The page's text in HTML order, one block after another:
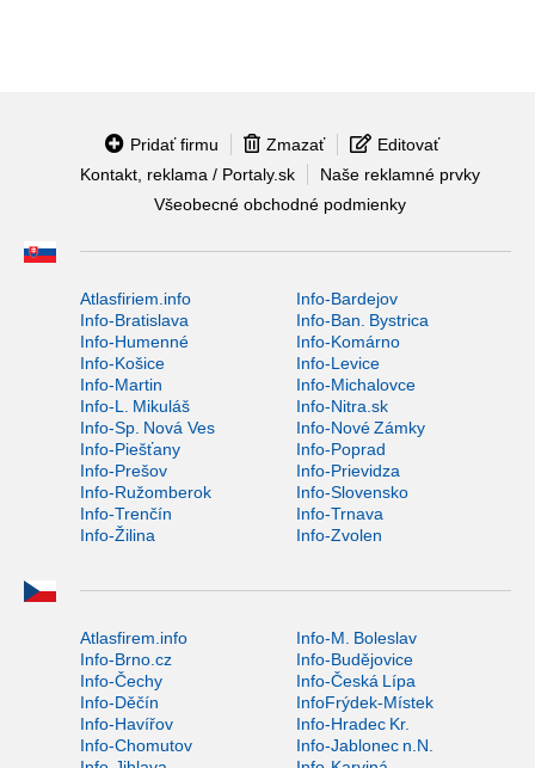
Pridať firmu Zmazať
Editovať
Kontakt, reklama / Portaly.sk
Naše reklamné prvky
Všeobecné obchodné podmienky
Atlasfiriem.info
Info-Bardejov
Info-Bratislava
Info-Ban. Bystrica
Info-Humenné
Info-Komárno
Info-Košice
Info-Levice
Info-Martin
Info-Michalovce
Info-L. Mikuláš
Info-Nitra.sk
Info-Sp. Nová Ves
Info-Nové Zámky
Info-Piešťany
Info-Poprad
Info-Prešov
Info-Prievidza
Info-Ružomberok
Info-Slovensko
Info-Trenčín
Info-Trnava
Info-Žilina
Info-Zvolen
Atlasfirem.info
Info-M. Boleslav
Info-Brno.cz
Info-Budějovice
Info-Čechy
Info-Česká Lípa
Info-Děčín
InfoFrýdek-Místek
Info-Havířov
Info-Hradec Kr.
Info-Chomutov
Info-Jablonec n.N.